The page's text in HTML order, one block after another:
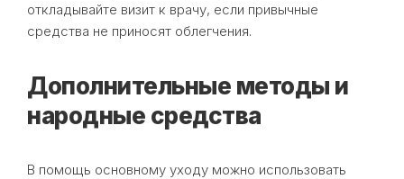
откладывайте визит к врачу, если привычные
средства не приносят облегчения.
Дополнительные методы и
народные средства
В помощь основному уходу можно использовать